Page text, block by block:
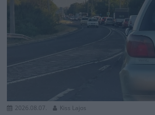
2026.08.07. Kiss Lajos